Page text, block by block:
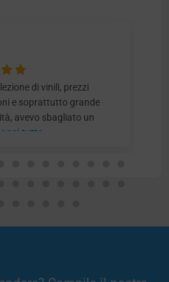
di vinili, prezzi
e soprattutto grande
avevo sbagliato un
tutto